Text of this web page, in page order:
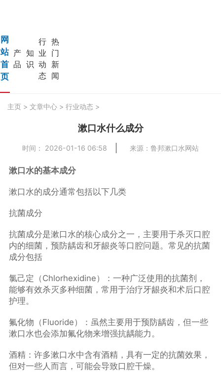
网
站
首
页
产
品
知
识
行
业
动
态
热
门
新
闻
主页 > 文章中心 > 行业动态 >
漱口水什么成分
时间： 2026-01-16 06:58 来源：鲁邦漱口水网站
漱口水的基本成分
漱口水的成分通常包括以下几类
抗菌成分
抗菌成分是漱口水的核心成分之一，主要用于杀灭口腔
内的细菌，预防龋齿和牙龈炎等口腔问题。常见的抗菌
成分包括
氯己定（Chlorhexidine）：一种广泛使用的抗菌剂，
能够有效杀灭多种细菌，常用于治疗牙龈炎和术后口腔
护理。
氟化物（Fluoride）：虽然主要用于预防龋齿，但一些
漱口水也会添加氟化物来增强抗龋能力。
酒精：许多漱口水中含有酒精，具有一定的抗菌效果，
但对一些人而言，可能会导致口腔干燥。